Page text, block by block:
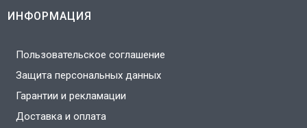
ИНФОРМАЦИЯ
Пользовательское соглашение
Защита персональных данных
Гарантии и рекламации
Доставка и оплата